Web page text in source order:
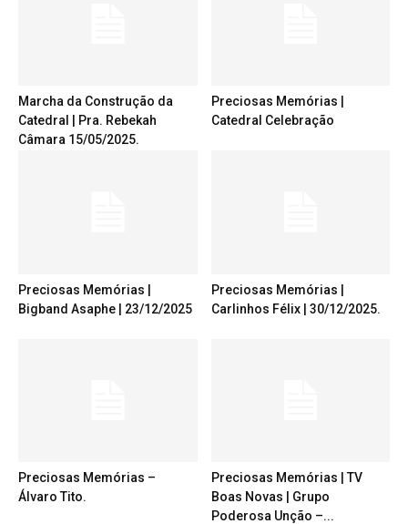
Marcha da Construção da
Catedral | Pra. Rebekah
Câmara 15/05/2025.
Preciosas Memórias |
Catedral Celebração
Preciosas Memórias |
Bigband Asaphe | 23/12/2025
Preciosas Memórias |
Carlinhos Félix | 30/12/2025.
Preciosas Memórias –
Álvaro Tito.
Preciosas Memórias | TV
Boas Novas | Grupo
Poderosa Unção –...